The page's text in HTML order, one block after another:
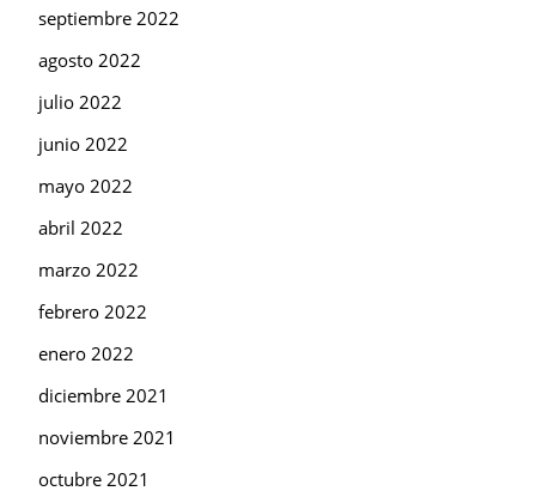
septiembre 2022
agosto 2022
julio 2022
junio 2022
mayo 2022
abril 2022
marzo 2022
febrero 2022
enero 2022
diciembre 2021
noviembre 2021
octubre 2021